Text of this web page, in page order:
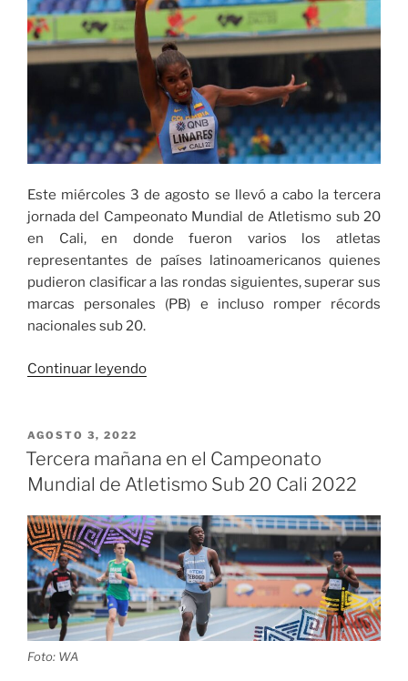
la
Copa
Mundial
Femenina
Sub-
20
de
la
Costa
Este miércoles 3 de agosto se llevó a cabo la tercera
jornada del Campeonato Mundial de Atletismo sub 20
en Cali, en donde fueron varios los atletas
representantes de países latinoamericanos quienes
pudieron clasificar a las rondas siguientes, superar sus
marcas personales (PB) e incluso romper récords
nacionales sub 20.
Continuar leyendo«Así
los
latinoamericanos
miércoles
en
el
Campeonato
Mundial
de
PUBLICADO
EL
AGOSTO 3, 2022
Tercera mañana en el Campeonato
Mundial de Atletismo Sub 20 Cali 2022
Foto: WA